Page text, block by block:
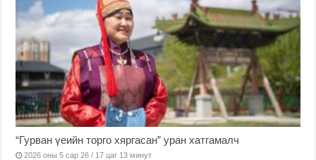
“Гурван үеийн торго хяргасан” уран хатгамалч
2026 оны 5 сар 26 / 17 цаг 13 минут